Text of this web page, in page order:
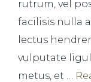
rutrum, vel
facilisis nulla
lectus
vulputate
metus, et …